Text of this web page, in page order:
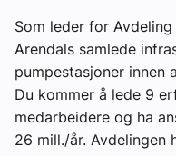
Som leder for
Arendals samlede
pumpestasjoner innen
Du kommer å lede 9
medarbeidere og ha
26 mill./år. Avdelingen